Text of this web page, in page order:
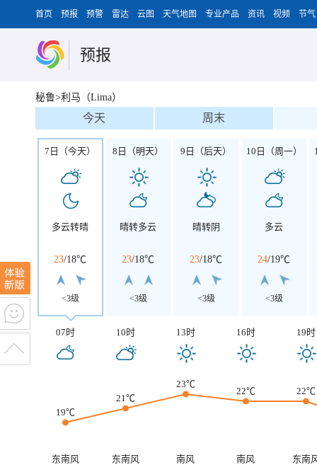
首页 预报 预警 雷达 云图 天气地图 专业产品 资讯 视频 节气
预报
秘鲁>利马（Lima）
今天 周末
7日（今天）
多云转晴
23/18℃
<3级
8日（明天）
晴转多云
23/18℃
<3级
9日（后天）
晴转阴
23/18℃
<3级
10日（周一）
多云
24/19℃
<3级
07时 10时 13时 16时 19时
19℃
21℃
23℃
22℃ 22℃
东南风 东南风 南风 南风
东南